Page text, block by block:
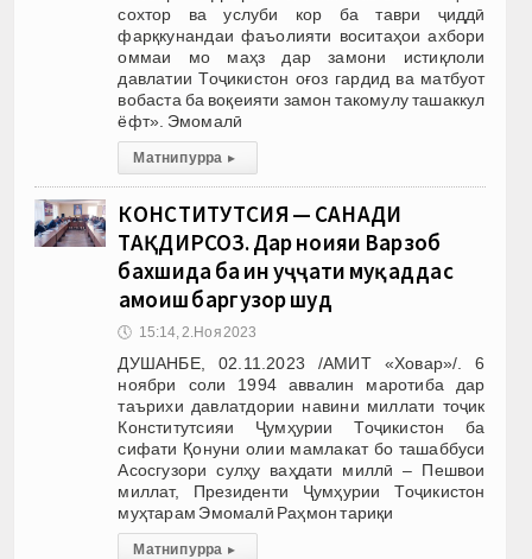
сохтор ва услуби кор ба таври ҷиддӣ
фарқкунандаи фаъолияти воситаҳои ахбори
оммаи мо маҳз дар замони истиқлоли
давлатии Тоҷикистон оғоз гардид ва матбуот
вобаста ба воқеияти замон такомулу ташаккул
ёфт». Эмомалӣ
Матни пурра ▸
КОНСТИТУТСИЯ — САНАДИ
ТАҚДИРСОЗ. Дар ноҳияи Варзоб
бахшида ба ин ҳуҷҷати муқаддас
ҳамоиш баргузор шуд
🕔 15:14, 2.Ноя 2023
ДУШАНБЕ, 02.11.2023 /АМИТ «Ховар»/. 6
ноябри соли 1994 аввалин маротиба дар
таърихи давлатдории навини миллати тоҷик
Конститутсияи Ҷумҳурии Тоҷикистон ба
сифати Қонуни олии мамлакат бо ташаббуси
Асосгузори сулҳу ваҳдати миллӣ – Пешвои
миллат, Президенти Ҷумҳурии Тоҷикистон
муҳтарам Эмомалӣ Раҳмон тариқи
Матни пурра ▸